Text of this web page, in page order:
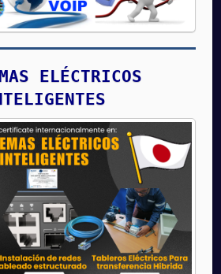
ELÉCTRICOS